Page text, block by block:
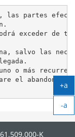
las partes
exceder de
salvo las
o más
el abandono
K
+a
-a